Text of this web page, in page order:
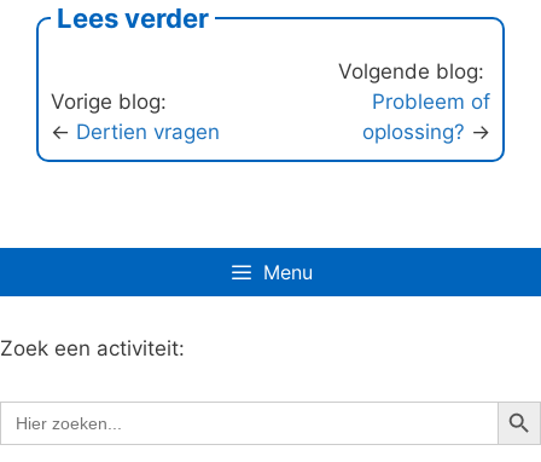
Lees verder
Vorige blog:
← Dertien vragen
Volgende blog:
Probleem of
oplossing? →
Menu
Zoek een activiteit:
Zoek
naar: